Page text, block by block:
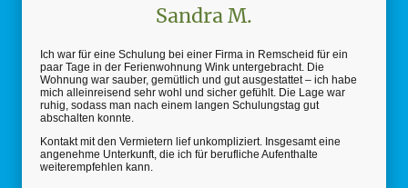
Sandra M.
Ich war für eine Schulung bei einer Firma in Remscheid für ein
paar Tage in der Ferienwohnung Wink untergebracht. Die
Wohnung war sauber, gemütlich und gut ausgestattet – ich habe
mich alleinreisend sehr wohl und sicher gefühlt. Die Lage war
ruhig, sodass man nach einem langen Schulungstag gut
abschalten konnte.
Kontakt mit den Vermietern lief unkompliziert. Insgesamt eine
angenehme Unterkunft, die ich für berufliche Aufenthalte
weiterempfehlen kann.